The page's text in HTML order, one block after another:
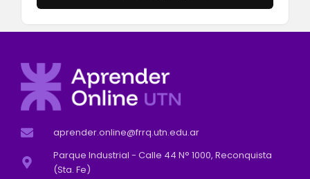
aprender.online@frrq.utn.edu.ar
Parque Industrial - Calle 44 N° 1000, Reconquista
(Sta. Fe)